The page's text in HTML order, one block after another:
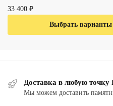
33 400 ₽
В один клик
Выбрать варианты
Доставка в любую точку
Мы можем доставить